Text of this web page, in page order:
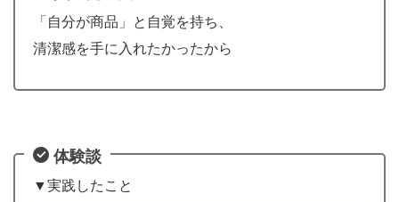
「自分が商品」と自覚を持ち、
清潔感を手に入れたかったから
体験談
▼実践したこと